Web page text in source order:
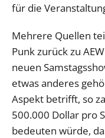
für die
Mehrere Quellen
Punk zurück zu
neuen
etwas anderes
Aspekt betrifft, so
500.000 Dollar pro
bedeuten würde,